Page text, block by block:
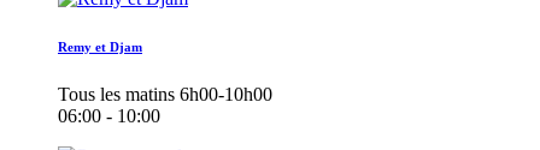
Remy et Djam
Tous les matins 6h00-10h00
06:00 - 10:00